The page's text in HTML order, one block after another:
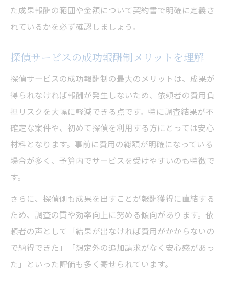
依頼時に知っておきたい報酬体系の選び方
探偵サービスの報酬体系を見極めるコツ解
成功報酬型探偵の選び方と見抜きポイント
探偵依頼で重視すべき報酬体系比較の視点
た成果報酬の範囲や金額について契約書で明確に定義さ
れているかを必ず確認しましょう。
探偵サービスの成功報酬制メリットを理解
探偵サービスの成功報酬制の最大のメリットは、成果が
得られなければ報酬が発生しないため、依頼者の費用負
担リスクを大幅に軽減できる点です。特に調査結果が不
確定な案件や、初めて探偵を利用する方にとっては安心
材料となります。事前に費用の総額が明確になっている
場合が多く、予算内でサービスを受けやすいのも特徴で
す。
さらに、探偵側も成果を出すことが報酬獲得に直結する
ため、調査の質や効率向上に努める傾向があります。依
頼者の声として「結果が出なければ費用がかからないの
で納得できた」「想定外の追加請求がなく安心感があっ
た」といった評価も多く寄せられています。